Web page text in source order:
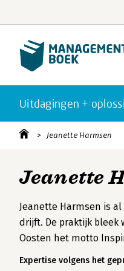
Uitdagingen +
Jeanette Harmsen
Jeanette
Jeanette Harmsen is
drijft. De praktijk bleek
Oosten het motto
Expertise volgens het